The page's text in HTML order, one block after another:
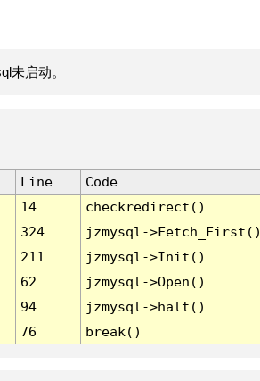
未启动。
Line
Code
14
checkredirect()
324
jzmysql-
211
jzmysql->Init()
62
jzmysql->Open()
94
jzmysql->halt()
76 break()